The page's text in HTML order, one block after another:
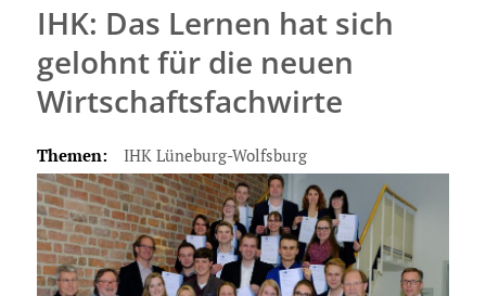
IHK: Das Lernen hat sich
gelohnt für die neuen
Wirtschaftsfachwirte
Themen: IHK Lüneburg-Wolfsburg